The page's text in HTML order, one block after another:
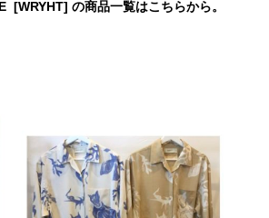
[WRYHT] の商品一覧はこちらから。